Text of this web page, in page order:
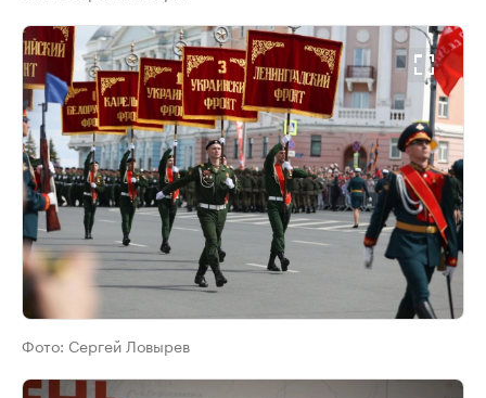
Фото: Сергей Ловырев